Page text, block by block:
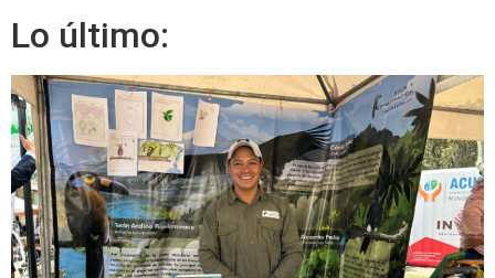
Lo último: